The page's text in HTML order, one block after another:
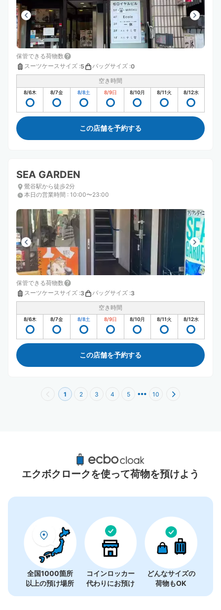
保管できる荷物数
スーツケースサイズ :5 バッグサイズ :0
空き時間
8/6木 8/7金 8/8土 8/9日 8/10月 8/11火 8/12水
この店舗を予約する
SEA GARDEN
鶯谷駅から徒歩2分
本日の営業時間 : 10:00〜23:00
保管できる荷物数
スーツケースサイズ :3 バッグサイズ :3
空き時間
8/6木 8/7金 8/8土 8/9日 8/10月 8/11火 8/12水
この店舗を予約する
1 2 3 4 5 10
南千住駅周辺のおすすめコインロッカー
2件
エクボクロークを使って荷物を預けよう
全国1000箇所
以上の預け場所
コインロッカー
代わりにお預け
どんなサイズの
荷物もOK